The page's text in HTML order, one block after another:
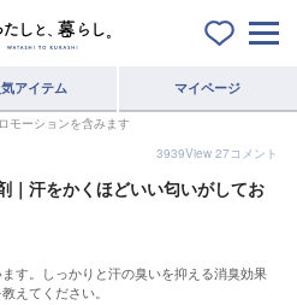
アイテム マイページ
モーションを含みます
3939View 27コメント
｜汗をかくほどいい匂いがしてお
す。しっかりと汗の臭いを抑える消臭効果
えてください。